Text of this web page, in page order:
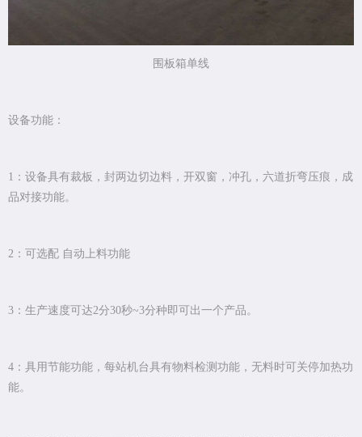
围板箱单线
设备功能：
1：设备具有裁板，封两边切边料，开双窗，冲孔，六道折弯压痕，成
品对接功能。
2：可选配 自动上料功能
3：生产速度可达2分30秒~3分种即可出一个产品。
4：具用节能功能，每站机台具有物料检测功能，无料时可关停加热功
能。